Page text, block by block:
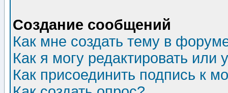
Создание сообщений
Как мне создать тему в
Как я могу редактировать или
Как присоединить подпись к